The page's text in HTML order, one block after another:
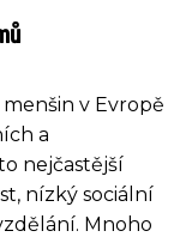
v Evropě
a
nejčastější
nízký sociální
Mnoho